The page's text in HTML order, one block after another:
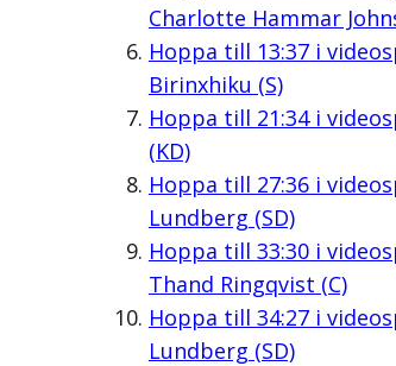
Charlotte Hammar
Hoppa till 13:37i
Birinxhiku (S)
Hoppa till 21:34i
(KD)
Hoppa till 27:36i
Lundberg (SD)
Hoppa till 33:30i
Thand Ringqvist (C)
Hoppa till 34:27i
Lundberg (SD)